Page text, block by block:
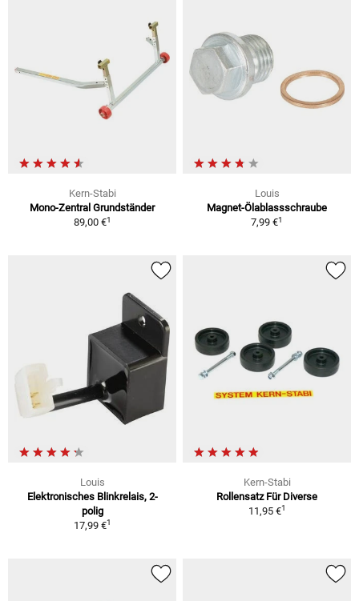
Kern-Stabi
Mono-Zentral Grundständer
89,00 €1
Louis
Magnet-Ölablassschraube
7,99 €1
Louis
Elektronisches Blinkrelais, 2-
polig
17,99 €1
Kern-Stabi
Rollensatz Für Diverse
11,95 €1